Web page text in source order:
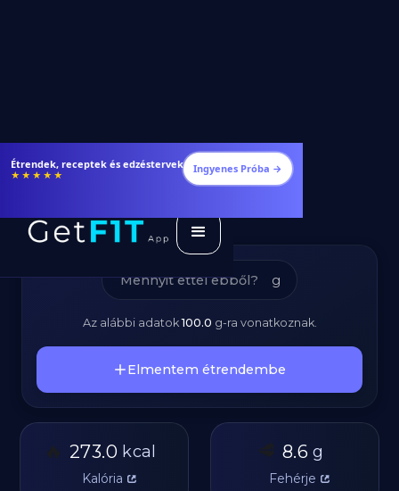
Étrendek, receptek és edzéstervek
★★★★★ Ingyenes Próba →
Barna Zsemle –
Kalóriatartalom és
Tápanyagok
g
Az alábbi adatok100.0 g-ra vonatkoznak.
Elmentem étrendembe
🔥 273.0 kcal
Kalória
🥩 8.6 g
Fehérje